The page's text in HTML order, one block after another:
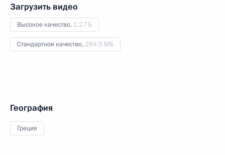
Загрузить видео
Высокое качество, 1.2 ГБ
Стандартное качество, 284.5 МБ
География
Греция